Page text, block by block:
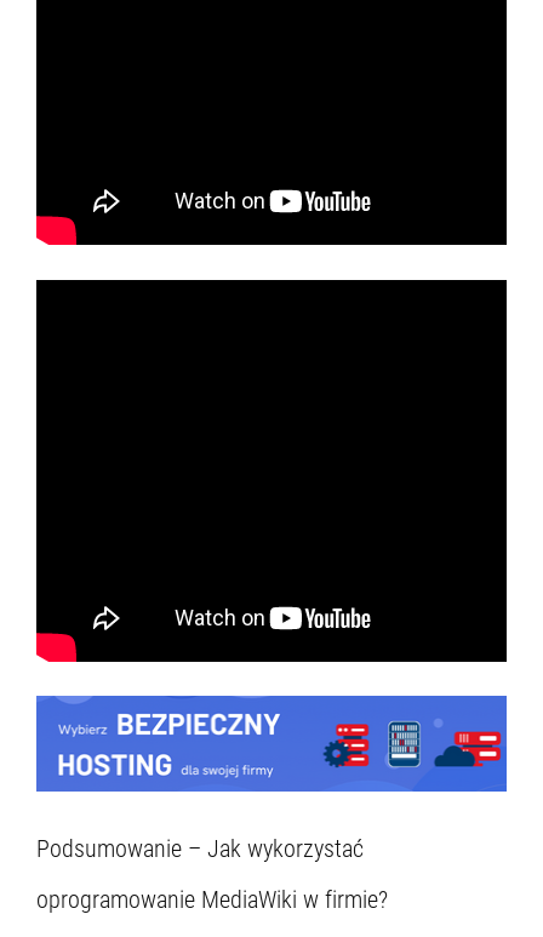
Podsumowanie – Jak wykorzystać
oprogramowanie MediaWiki w firmie?